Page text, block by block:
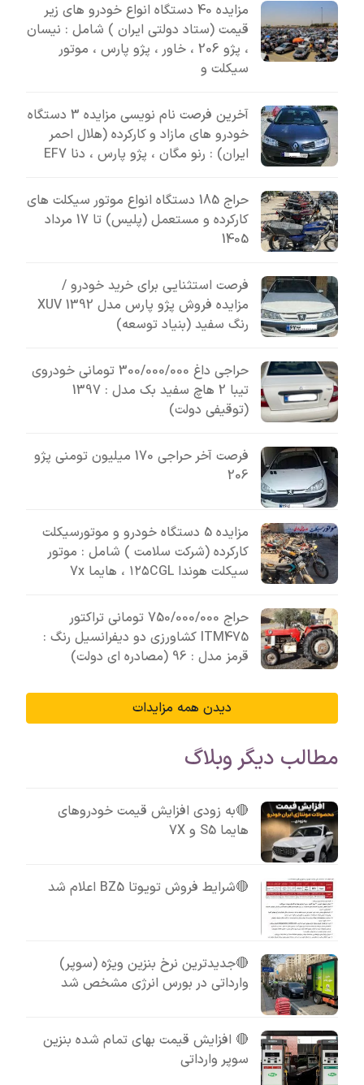
مزایده 40 دستگاه انواع خودرو های زیر
قیمت (ستاد دولتی ایران ) شامل : نیسان
، پژو 206 ، خاور ، پژو پارس ، موتور
سیکلت و
آخرین فرصت نام نویسی مزایده 3 دستگاه
خودرو های مازاد و کارکرده (هلال احمر
ایران) : رنو مگان ، پژو پارس ، دنا EF7
حراج 185 دستگاه انواع موتور سیکلت های
کارکرده و مستعمل (پلیس) تا 17 مرداد
1405
فرصت استثنایی برای خرید خودرو /
مزایده فروش پژو پارس مدل 1392 XUV
رنگ سفید (بنیاد توسعه)
حراجی داغ 300/000/000 تومانی خودروی
تیبا 2 هاچ سفید بک مدل : 1397
(توقیفی دولت)
فرصت آخر حراجی 170 میلیون تومنی پژو
206
مزایده 5 دستگاه خودرو و موتورسیکلت
کارکرده (شرکت سلامت ) شامل : موتور
سیکلت هوندا ۱۲۵CGL ، هایما 7x
حراج 750/000/000 تومانی تراکتور
ITM475 کشاورزی دو دیفرانسیل رنگ :
قرمز مدل : 96 (مصادره ای دولت)
دیدن همه مزایدات
مطالب دیگر وبلاگ
🔴به زودی افزایش قیمت خودروهای
هایما S5 و 7X
🔴شرایط فروش تویوتا BZ5 اعلام شد
🔴جدیدترین نرخ بنزین ویژه (سوپر)
وارداتی در بورس انرژی مشخص شد
🔴 افزایش قیمت بهای تمام شده بنزین
سوپر وارداتی